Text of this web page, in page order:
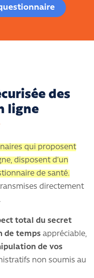
des
ligne
qui proposent
disposent d’un
de santé.
directement
total du secret
de temps appréciable,
de vos
non soumis au